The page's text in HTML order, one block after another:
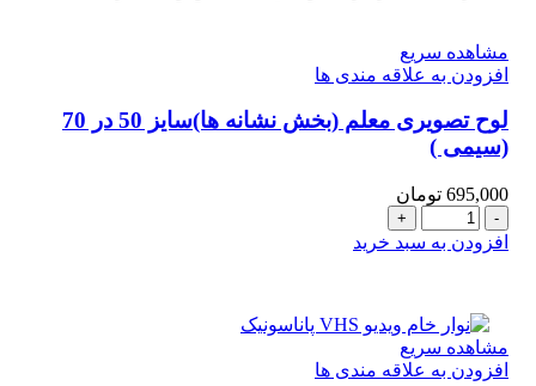
تدریس
و
صحیح
صوتی
عدد
مشاهده سریع
افزودن به علاقه مندی ها
لوح تصويری معلم (بخش نشانه ها)سایز 50 در 70
(سیمی )
695,000 تومان
لوح
تصويری
ها)سایز
50
در
افزودن به سبد خرید
مشاهده سریع
افزودن به علاقه مندی ها